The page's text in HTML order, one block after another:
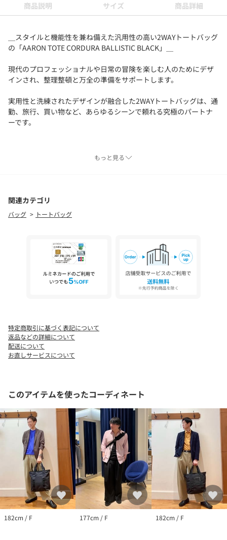
商品説明 サイズ 商品詳細
＿スタイルと機能性を兼ね備えた汎用性の高い2WAYトートバッグ
の「AARON TOTE CORDURA BALLISTIC BLACK」＿
現代のプロフェッショナルや日常の冒険を楽しむ人のためにデザ
インされ、整理整頓と万全の準備をサポートします。
実用性と洗練されたデザインが融合した2WAYトートバッグは、通
勤、旅行、買い物など、あらゆるシーンで頼れる究極のパートナ
ーです。
【メインコンパートメント】
・AirTags(R)用隠しポケット
・ボトルポケット
・Fidlock(R)マグネットバックル付きショルダーストラップ
・素早くアクセスできるフロントポケットx2
※商品のデザインは、品質に差し支えない程度に予告なく変更す
ン変更が行われている場合がありますので予めご了承下さい。
メーカー品番：ARN220
素材：1680Dコーデュラバリスティックナイロン
裏地：150Dポリエステル
・YKK(R) Weatherproof
・ハイパロン製ジッパープラー
・Nylon weave style Military(MIL-W-17337）
・Fidlock(R)
※素材の特性上、表面に若干のシワが見られる場合がございま
す。シワはご使用いただくにつれ目立たなくなります。
【WEXLEY/ウェクスレイ】
WEXLEYブランドはパリで生まれ、CEOであり創設者であるSerge
もっと見る
関連カテゴリ
バッグ トートバッグ
特定商取引に基づく表記について
返品などの詳細について
配送について
お直しサービスについて
このアイテムを使ったコーディネート
182cm / F 177cm / F 182cm / F